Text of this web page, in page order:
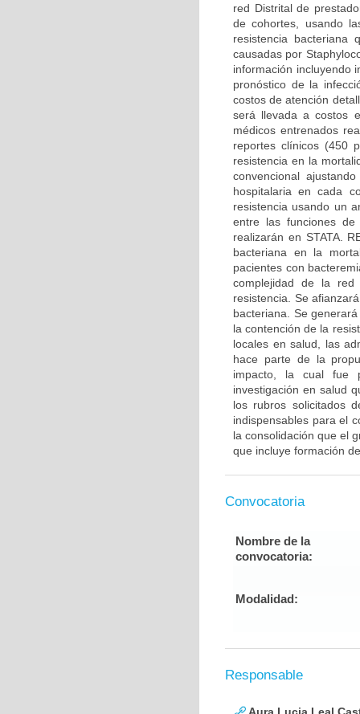
red Distrital de
de cohortes, usando
resistencia bacteriana
causadas por
información incluyendo
pronóstico de la
costos de atención
será llevada a costos
médicos entrenados
reportes clínicos (450
resistencia en la
convencional
hospitalaria en cada
resistencia usando un
entre las funciones
realizarán en STATA.
bacteriana en la
pacientes con
complejidad de la red
resistencia. Se
bacteriana. Se
la contención de la
locales en salud, las
hace parte de la
impacto, la cual fue
investigación en salud
los rubros solicitados
indispensables para el
la consolidación que el
que incluye formación
Convocatoria
Nombre de la
convocatoria:
Modalidad:
Responsable